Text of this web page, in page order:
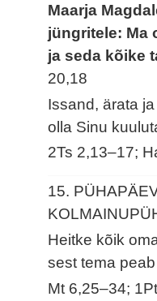
Maarja
jüngritele: Ma
ja seda kõike
20,18
Issand, ärata
olla Sinu
2Ts 2,13–17;
15.
Heitke kõik
sest tema
Mt 6,25–34;